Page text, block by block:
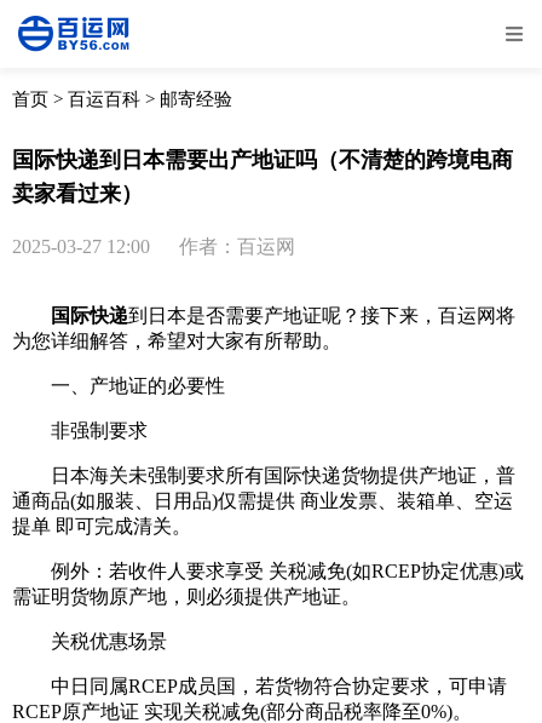
全部 物流资讯
首页 > 百运百科 > 邮寄经验
国际快递到日本需要出产地证吗（不清楚的跨境电商
卖家看过来）
2025-03-27 12:00 作者：百运网
国际快递到日本是否需要产地证呢？接下来，百运网将
为您详细解答，希望对大家有所帮助。
一、‌产地证的必要性‌
非强制要求‌
日本海关未强制要求所有国际快递货物提供产地证，普
通商品(如服装、日用品)仅需提供 ‌商业发票、装箱单、空运
提单‌ 即可完成清关‌。
例外：若收件人要求享受 ‌关税减免‌(如RCEP协定优惠)或
需证明货物原产地，则必须提供产地证‌。
关税优惠场景‌
中日同属RCEP成员国，若货物符合协定要求，可申请
‌RCEP原产地证‌ 实现关税减免(部分商品税率降至0%)‌。